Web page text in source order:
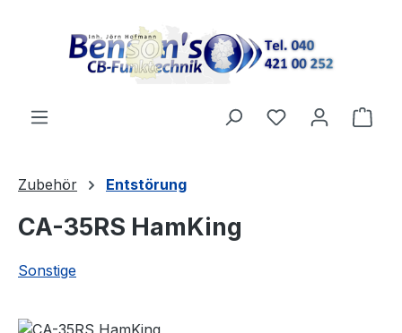
Zubehör Entstörung
CA-35RS HamKing
Sonstige
Bildergalerie überspringen